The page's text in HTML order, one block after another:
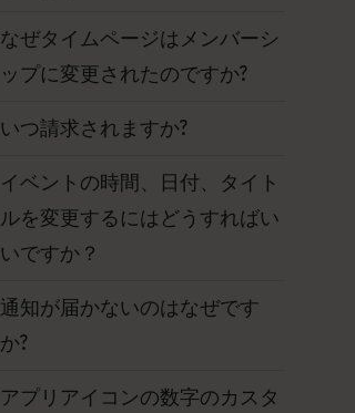
なぜタイムページはメンバーシ
ップに変更されたのですか?
いつ請求されますか?
イベントの時間、日付、タイト
ルを変更するにはどうすればい
いですか？
通知が届かないのはなぜです
か?
アプリアイコンの数字のカスタ